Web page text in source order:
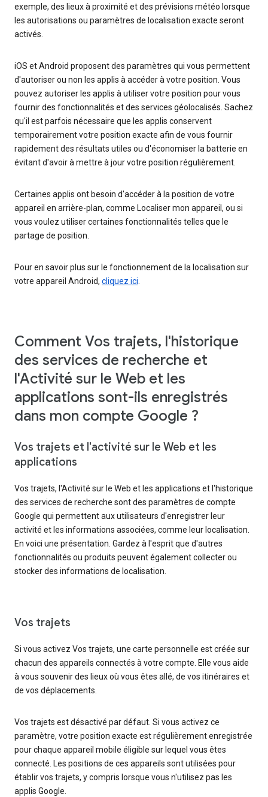
exemple, des lieux à proximité et des prévisions météo lorsque
les autorisations ou paramètres de localisation exacte seront
activés.
iOS et Android proposent des paramètres qui vous permettent
d'autoriser ou non les applis à accéder à votre position. Vous
pouvez autoriser les applis à utiliser votre position pour vous
fournir des fonctionnalités et des services géolocalisés. Sachez
qu'il est parfois nécessaire que les applis conservent
temporairement votre position exacte afin de vous fournir
rapidement des résultats utiles ou d'économiser la batterie en
évitant d'avoir à mettre à jour votre position régulièrement.
Certaines applis ont besoin d'accéder à la position de votre
appareil en arrière-plan, comme Localiser mon appareil, ou si
vous voulez utiliser certaines fonctionnalités telles que le
partage de position.
Pour en savoir plus sur le fonctionnement de la localisation sur
votre appareil Android, cliquez ici.
Comment Vos trajets, l'historique
des services de recherche et
l'Activité sur le Web et les
applications sont-ils enregistrés
dans mon compte Google ?
Vos trajets et l'activité sur le Web et les
applications
Vos trajets, l'Activité sur le Web et les applications et l'historique
des services de recherche sont des paramètres de compte
Google qui permettent aux utilisateurs d'enregistrer leur
activité et les informations associées, comme leur localisation.
En voici une présentation. Gardez à l'esprit que d'autres
fonctionnalités ou produits peuvent également collecter ou
stocker des informations de localisation.
Vos trajets
Si vous activez Vos trajets, une carte personnelle est créée sur
chacun des appareils connectés à votre compte. Elle vous aide
à vous souvenir des lieux où vous êtes allé, de vos itinéraires et
de vos déplacements.
Vos trajets est désactivé par défaut. Si vous activez ce
paramètre, votre position exacte est régulièrement enregistrée
pour chaque appareil mobile éligible sur lequel vous êtes
connecté. Les positions de ces appareils sont utilisées pour
établir vos trajets, y compris lorsque vous n'utilisez pas les
applis Google.